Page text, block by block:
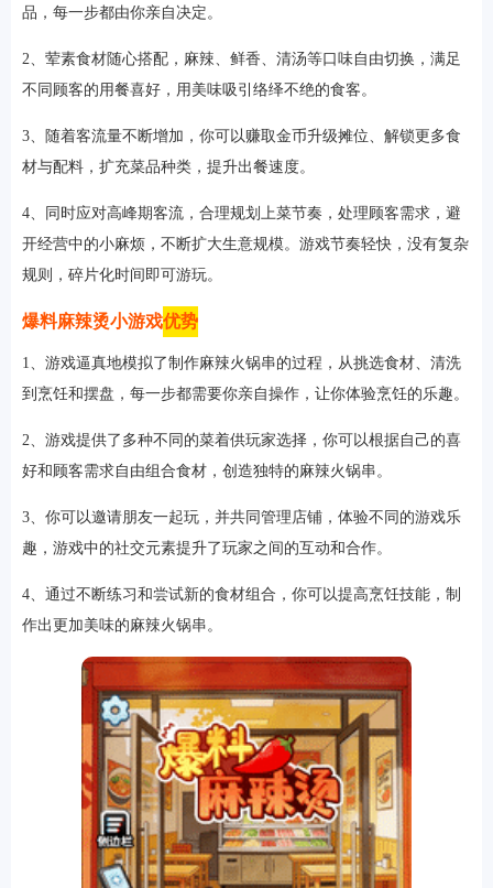
角色扮演 小游戏恋爱养成沙盒模组
益智休闲 冒险解谜 街机格斗
系统工具影音播放游戏辅助
品，每一步都由你亲自决定。
2、荤素食材随心搭配，麻辣、鲜香、清汤等口味自由切换，满足
不同顾客的用餐喜好，用美味吸引络绎不绝的食客。
3、随着客流量不断增加，你可以赚取金币升级摊位、解锁更多食
材与配料，扩充菜品种类，提升出餐速度。
4、同时应对高峰期客流，合理规划上菜节奏，处理顾客需求，避
开经营中的小麻烦，不断扩大生意规模。游戏节奏轻快，没有复杂
规则，碎片化时间即可游玩。
爆料麻辣烫小游戏优势
1、游戏逼真地模拟了制作麻辣火锅串的过程，从挑选食材、清洗
到烹饪和摆盘，每一步都需要你亲自操作，让你体验烹饪的乐趣。
2、游戏提供了多种不同的菜着供玩家选择，你可以根据自己的喜
好和顾客需求自由组合食材，创造独特的麻辣火锅串。
3、你可以邀请朋友一起玩，并共同管理店铺，体验不同的游戏乐
趣，游戏中的社交元素提升了玩家之间的互动和合作。
4、通过不断练习和尝试新的食材组合，你可以提高烹饪技能，制
作出更加美味的麻辣火锅串。